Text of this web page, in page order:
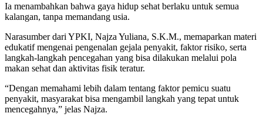
Ia menambahkan bahwa gaya hidup sehat berlaku untuk semua
kalangan, tanpa memandang usia.
Narasumber dari YPKI, Najza Yuliana, S.K.M., memaparkan materi
edukatif mengenai pengenalan gejala penyakit, faktor risiko, serta
langkah-langkah pencegahan yang bisa dilakukan melalui pola
makan sehat dan aktivitas fisik teratur.
“Dengan memahami lebih dalam tentang faktor pemicu suatu
penyakit, masyarakat bisa mengambil langkah yang tepat untuk
mencegahnya,” jelas Najza.